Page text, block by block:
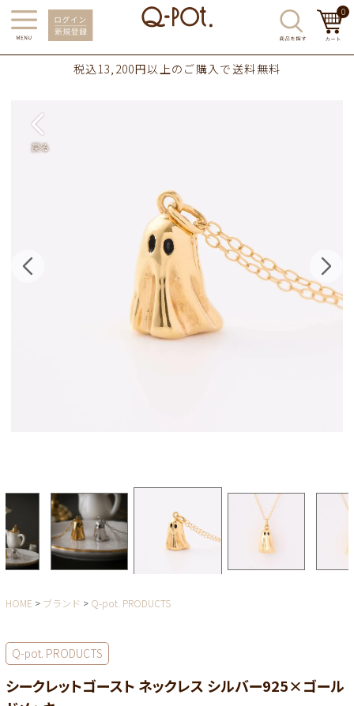
0
税込13,200円以上のご購入で送料無料
HOME ブランド Q-pot. PRODUCTS
Q-pot. PRODUCTS
シークレットゴースト ネックレス シルバー925×ゴール